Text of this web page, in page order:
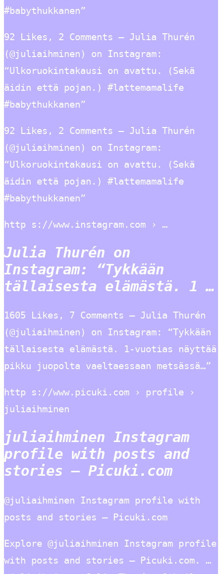
#babythukkanen”
92 Likes, 2 Comments – Julia Thurén
(@juliaihminen) on Instagram:
“Ulkoruokintakausi on avattu. (Sekä
äidin että pojan.) #lattemamalife
#babythukkanen”
92 Likes, 2 Comments – Julia Thurén
(@juliaihminen) on Instagram:
“Ulkoruokintakausi on avattu. (Sekä
äidin että pojan.) #lattemamalife
#babythukkanen”
http s://www.instagram.com › …
Julia Thurén on
Instagram: “Tykkään
tällaisesta elämästä. 1 …
1605 Likes, 7 Comments – Julia Thurén
(@juliaihminen) on Instagram: “Tykkään
tällaisesta elämästä. 1-vuotias näyttää
pikku juopolta vaeltaessaan metsässä…”
http s://www.picuki.com › profile ›
juliaihminen
juliaihminen Instagram
profile with posts and
stories – Picuki.com
@juliaihminen Instagram profile with
posts and stories – Picuki.com
Explore @juliaihminen Instagram profile
with posts and stories – Picuki.com. …